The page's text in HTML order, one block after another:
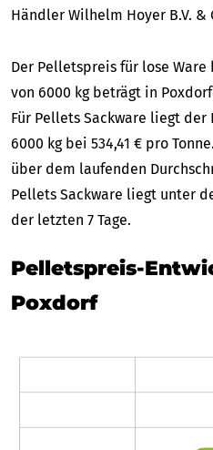
Händler Wilhelm Hoyer B.V. &
Der Pelletspreis für lose
von 6000 kg beträgt in
Für Pellets Sackware liegt der
6000 kg bei 534,41 € pro
über dem laufenden
Pellets Sackware liegt unter
der letzten 7 Tage.
Pelletspreis-
Poxdorf